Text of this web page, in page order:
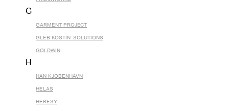
G
GARMENT PROJECT
GLEB KOSTIN .SOLUTIONS
GOLDWIN
H
HAN KJOBENHAVN
HELAS
HERESY